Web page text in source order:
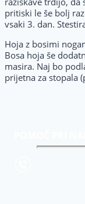
pritiski le še bolj
vsaki 3. dan.
Hoja z bosimi
Bosa hoja še
masira. Naj bo
prijetna za stopala